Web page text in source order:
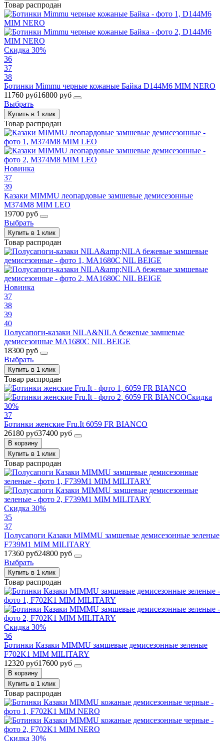
Товар распродан
Скидка 30%
36
37
38
Ботинки Mimmu черные кожаные Байка D144M6 MIM NERO
11760 руб16800 руб
Выбрать
Купить в 1 клик
Товар распродан
Новинка
37
39
Казаки MIMMU леопардовые замшевые демисезонные
M374M8 MIM LEO
19700 руб
Выбрать
Купить в 1 клик
Товар распродан
Новинка
37
38
39
40
Полусапоги-казаки NILA&NILA бежевые замшевые
демисезонные MA1680C NIL BEIGE
18300 руб
Выбрать
Купить в 1 клик
Товар распродан
Скидка
30%
37
Ботинки женские Fru.It 6059 FR BIANCO
26180 руб37400 руб
В корзину
Купить в 1 клик
Товар распродан
Скидка 30%
35
37
Полусапоги Казаки MIMMU замшевые демисезонные зеленые
F739M1 MIM MILITARY
17360 руб24800 руб
Выбрать
Купить в 1 клик
Товар распродан
Скидка 30%
36
Ботинки Казаки MIMMU замшевые демисезонные зеленые
F702K1 MIM MILITARY
12320 руб17600 руб
В корзину
Купить в 1 клик
Товар распродан
Скидка 30%